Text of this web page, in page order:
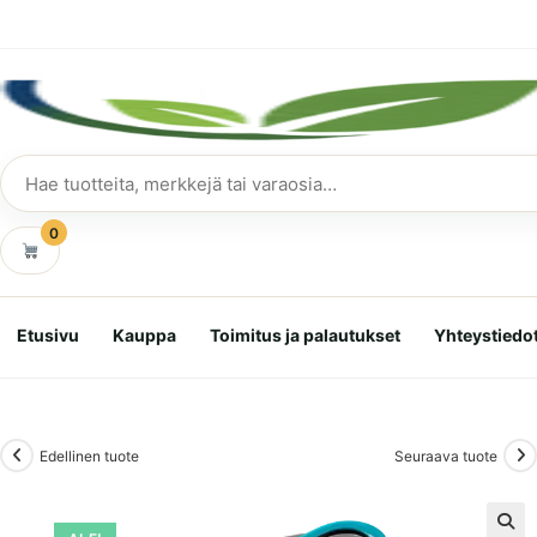
Hae
tuotteita
0
Etusivu Kauppa Toimitus ja palautukset
Edellinen tuote Seuraava tuote